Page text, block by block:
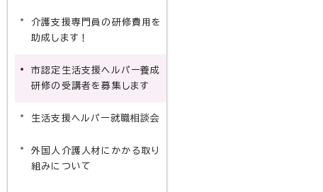
介護支援専門員の研修費用を
助成します！
市認定生活支援ヘルパー養成
研修の受講者を募集します
生活支援ヘルパー就職相談会
外国人介護人材にかかる取り
組みについて